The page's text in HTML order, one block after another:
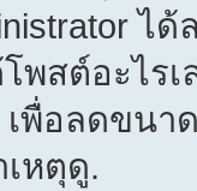
ไ
พสต์อะไร
เพื่อลดขน
หตุดู.